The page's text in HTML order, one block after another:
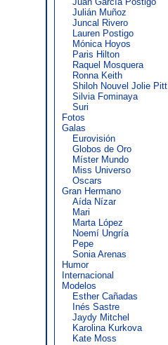
Julián Muñoz
Juncal Rivero
Lauren Postigo
Mónica Hoyos
Paris Hilton
Raquel Mosquera
Ronna Keith
Shiloh Nouvel Jolie Pitt
Silvia Fominaya
Suri
Fotos
Galas
Eurovisión
Globos de Oro
Míster Mundo
Miss Universo
Oscars
Gran Hermano
Aída Nízar
Mari
Marta López
Noemí Ungría
Pepe
Sonia Arenas
Humor
Internacional
Modelos
Esther Cañadas
Inés Sastre
Jaydy Mitchel
Karolina Kurkova
Kate Moss